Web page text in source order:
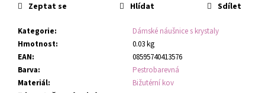
Kategorie:
Dámské náušnice s krystaly
Hmotnost:
0.03 kg
EAN:
08595740413576
Barva:
Pestrobarevná
Materiál:
Bižutérní kov
Zeptat se Hlídat Sdílet